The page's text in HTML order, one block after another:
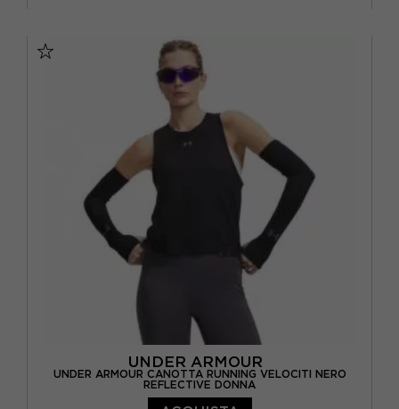
UNDER ARMOUR
UNDER ARMOUR CANOTTA RUNNING VELOCITI NERO
REFLECTIVE DONNA